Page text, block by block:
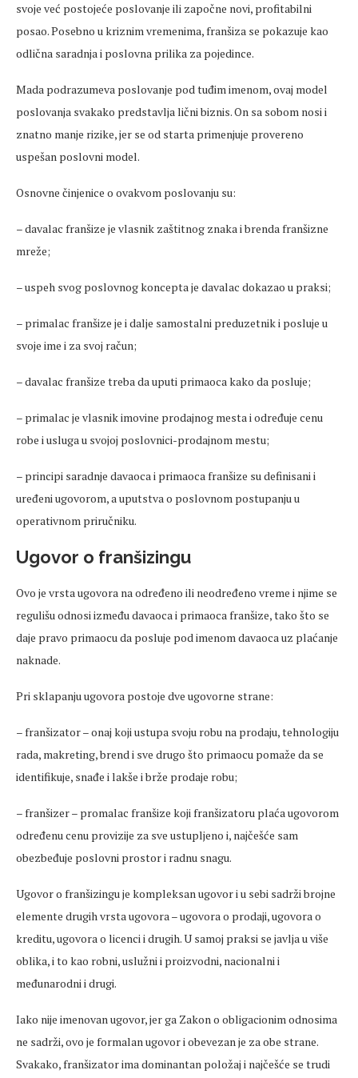
svoje već postojeće poslovanje ili započne novi, profitabilni
posao. Posebno u kriznim vremenima, franšiza se pokazuje kao
odlična saradnja i poslovna prilika za pojedince.
Mada podrazumeva poslovanje pod tuđim imenom, ovaj model
poslovanja svakako predstavlja lični biznis. On sa sobom nosi i
znatno manje rizike, jer se od starta primenjuje provereno
uspešan poslovni model.
Osnovne činjenice o ovakvom poslovanju su:
– davalac franšize je vlasnik zaštitnog znaka i brenda franšizne
mreže;
– uspeh svog poslovnog koncepta je davalac dokazao u praksi;
– primalac franšize je i dalje samostalni preduzetnik i posluje u
svoje ime i za svoj račun;
– davalac franšize treba da uputi primaoca kako da posluje;
– primalac je vlasnik imovine prodajnog mesta i određuje cenu
robe i usluga u svojoj poslovnici-prodajnom mestu;
– principi saradnje davaoca i primaoca franšize su definisani i
uređeni ugovorom, a uputstva o poslovnom postupanju u
operativnom priručniku.
Ugovor o franšizingu
Ovo je vrsta ugovora na određeno ili neodređeno vreme i njime se
regulišu odnosi između davaoca i primaoca franšize, tako što se
daje pravo primaocu da posluje pod imenom davaoca uz plaćanje
naknade.
Pri sklapanju ugovora postoje dve ugovorne strane:
– franšizator – onaj koji ustupa svoju robu na prodaju, tehnologiju
rada, makreting, brend i sve drugo što primaocu pomaže da se
identifikuje, snađe i lakše i brže prodaje robu;
– franšizer – promalac franšize koji franšizatoru plaća ugovorom
određenu cenu provizije za sve ustupljeno i, najčešće sam
obezbeđuje poslovni prostor i radnu snagu.
Ugovor o franšizingu je kompleksan ugovor i u sebi sadrži brojne
elemente drugih vrsta ugovora – ugovora o prodaji, ugovora o
kreditu, ugovora o licenci i drugih. U samoj praksi se javlja u više
oblika, i to kao robni, uslužni i proizvodni, nacionalni i
međunarodni i drugi.
Iako nije imenovan ugovor, jer ga Zakon o obligacionim odnosima
ne sadrži, ovo je formalan ugovor i obevezan je za obe strane.
Svakako, franšizator ima dominantan položaj i najčešće se trudi